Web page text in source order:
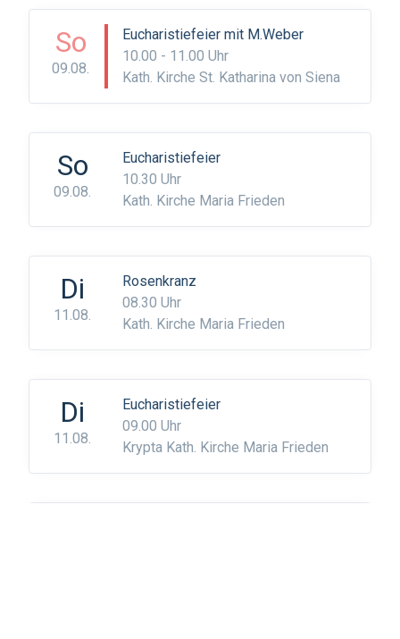
So
09.08.
Eucharistiefeier mit M.Weber
10.00 - 11.00 Uhr
Kath. Kirche St. Katharina von Siena
So
09.08.
Eucharistiefeier
10.30 Uhr
Kath. Kirche Maria Frieden
Di
11.08.
Rosenkranz
08.30 Uhr
Kath. Kirche Maria Frieden
Di
11.08.
Eucharistiefeier
09.00 Uhr
Krypta Kath. Kirche Maria Frieden